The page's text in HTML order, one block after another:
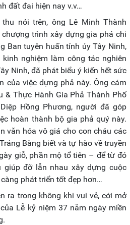
đất đai hiện nay v.v…
nói trên, ông Lê Minh Thành
trình xây dựng gia phả chi
Ban tuyên huấn tỉnh ủy Tây Ninh,
nghiệm làm công tác nghiên
Ninh, đã phát biểu ý kiến hết sức
của việc dựng phả này. Ông cám
& Thực Hành Gia Phả Thành Phố
Hồng Phương, người đã góp
hoàn thành bộ gia phả quý này.
văn hóa vô giá cho con cháu các
Bàng biết và tự hào về truyền
giỗ, phần mộ tổ tiên – để từ đó
giúp đỡ lẫn nhau xây dựng cuộc
phát triển tốt đẹp hơn…
ra trong không khi vui vẻ, cới mở
Lễ kỷ niệm 37 năm ngày miền